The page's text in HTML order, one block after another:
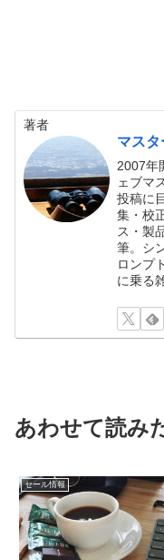
著者
マスタ
2007年
ェブマ
投稿に
集・校
ス・製
筆。シ
ロンプ
に乗る
あわせて読み
セール情報